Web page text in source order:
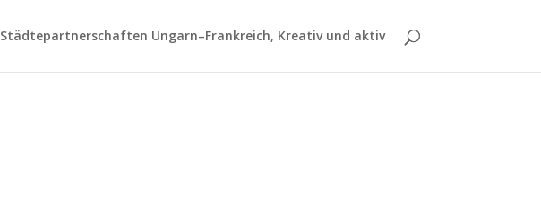
Städtepartnerschaften Ungarn–Frankreich, Kreativ und aktiv